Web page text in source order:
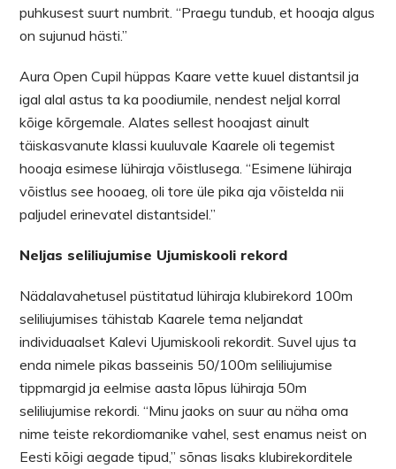
puhkusest suurt numbrit. “Praegu tundub, et hooaja algus
on sujunud hästi.”
Aura Open Cupil hüppas Kaare vette kuuel distantsil ja
igal alal astus ta ka poodiumile, nendest neljal korral
kõige kõrgemale. Alates sellest hooajast ainult
täiskasvanute klassi kuuluvale Kaarele oli tegemist
hooaja esimese lühiraja võistlusega. “Esimene lühiraja
võistlus see hooaeg, oli tore üle pika aja võistelda nii
paljudel erinevatel distantsidel.”
Neljas seliliujumise Ujumiskooli rekord
Nädalavahetusel püstitatud lühiraja klubirekord 100m
seliliujumises tähistab Kaarele tema neljandat
individuaalset Kalevi Ujumiskooli rekordit. Suvel ujus ta
enda nimele pikas basseinis 50/100m seliliujumise
tippmargid ja eelmise aasta lõpus lühiraja 50m
seliliujumise rekordi. “Minu jaoks on suur au näha oma
nime teiste rekordiomanike vahel, sest enamus neist on
Eesti kõigi aegade tipud,” sõnas lisaks klubirekorditele